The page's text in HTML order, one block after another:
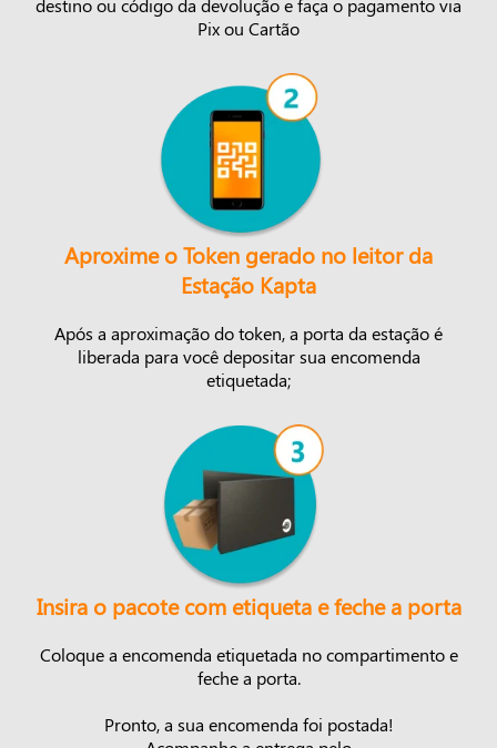
destino ou código da devolução e faça o pagamento via
Pix ou Cartão
Aproxime o Token gerado no leitor da
Estação Kapta
Após a aproximação do token, a porta da estação é
liberada para você depositar sua encomenda
etiquetada;
Insira o pacote com etiqueta e feche a porta
Coloque a encomenda etiquetada no compartimento e
feche a porta.
Pronto, a sua encomenda foi postada!